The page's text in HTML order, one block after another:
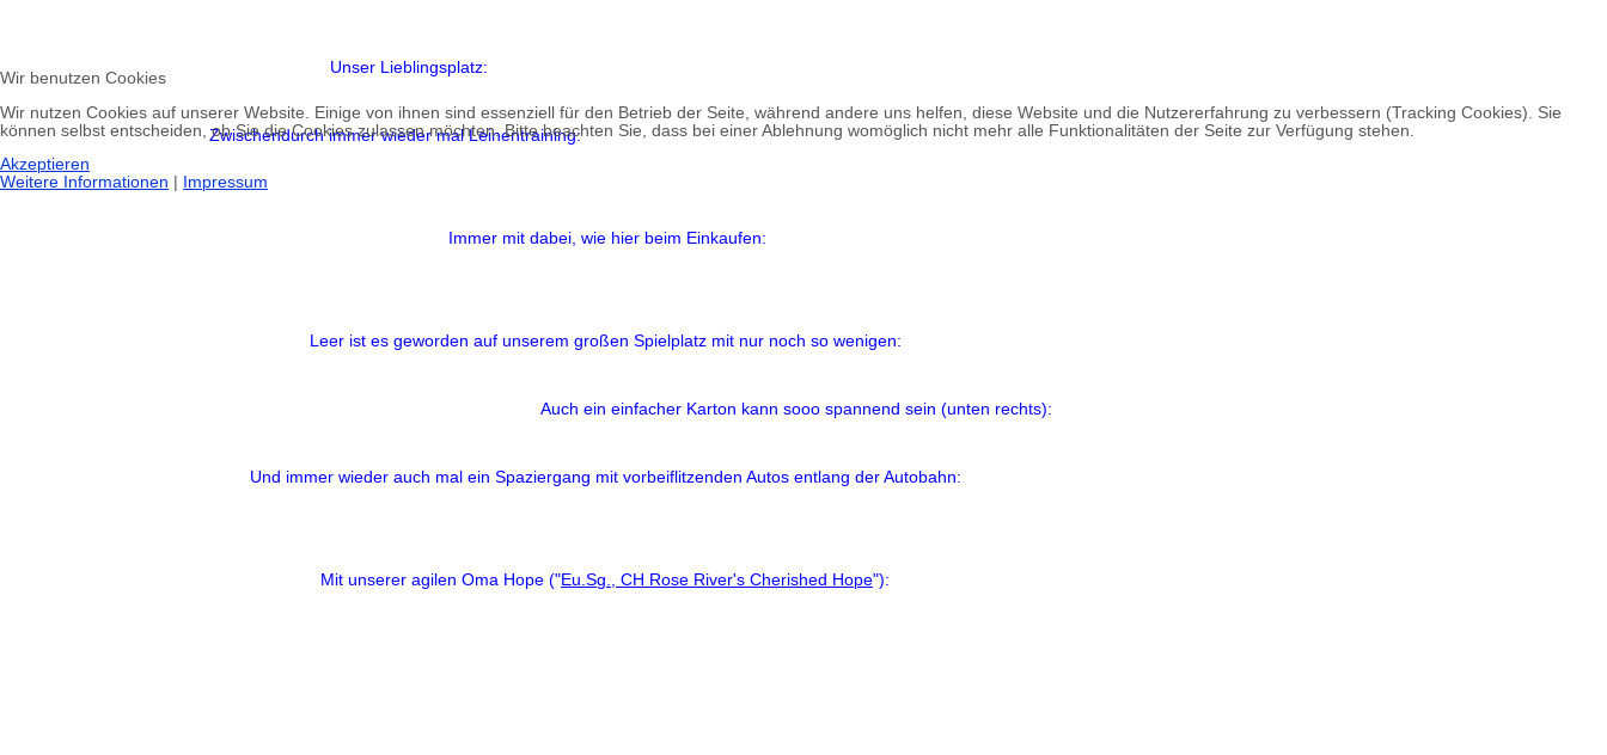
Unser Lieblingsplatz:
Zwischendurch immer wieder mal Leinentraining:
Immer mit dabei, wie hier beim Einkaufen:
Leer ist es geworden auf unserem großen Spielplatz mit nur noch so wenigen:
Auch ein einfacher Karton kann sooo spannend sein (unten rechts):
Und immer wieder auch mal ein Spaziergang mit vorbeiflitzenden Autos entlang der Autobahn:
Mit unserer agilen Oma Hope ("Eu.Sg., CH Rose River's Cherished Hope"):
Wir benutzen Cookies
Wir nutzen Cookies auf unserer Website. Einige von ihnen sind essenziell für den Betrieb der Seite, während andere uns helfen, diese Website und die Nutzererfahrung zu verbessern (Tracking Cookies). Sie
können selbst entscheiden, ob Sie die Cookies zulassen möchten. Bitte beachten Sie, dass bei einer Ablehnung womöglich nicht mehr alle Funktionalitäten der Seite zur Verfügung stehen.
Akzeptieren
Weitere Informationen
Impressum